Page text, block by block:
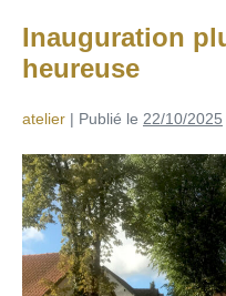
Inauguration
heureuse
atelier | Publié le 22/10/2025